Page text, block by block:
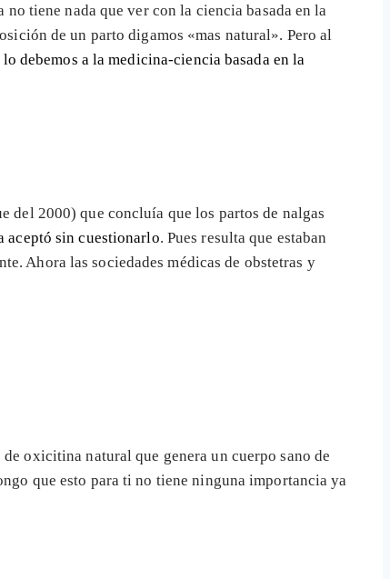
tiene nada que ver con la ciencia basada en la
de un parto digamos «mas natural». Pero al
debemos a la medicina-ciencia basada en la
del 2000) que concluía que los partos de nalgas
aceptó sin cuestionarlo. Pues resulta que estaban
Ahora las sociedades médicas de obstetras y
oxicitina natural que genera un cuerpo sano de
que esto para ti no tiene ninguna importancia ya